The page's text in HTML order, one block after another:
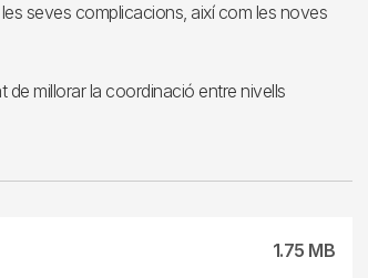
seves complicacions, així com les noves
de millorar la coordinació entre nivells
1.75 MB